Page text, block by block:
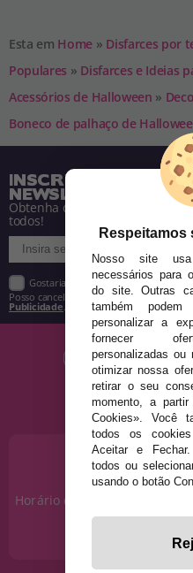
Esta em Home » Disfarces por
Populares » Disfarces e Ideias
Acessórios de Halloween »
Boneco de palhaço de
INSCREVA-SE NA
NEWSLETTER
Obtenha descontos e saiba de
todos!
Gostaria de receber descontos
Posso cancelar a inscrição a qualquer
Publicidade
PRECISA
915
Horário de segunda a sexta
Respeitamos
Nosso site
necessários para
do site. Outras
também
personalizar a
fornecer
personalizadas ou
otimizar nossa
retirar o seu
momento, a
Cookies». Você
todos os
Aceitar e
todos ou
usando o botão